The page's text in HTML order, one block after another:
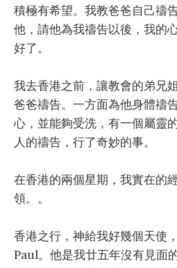
積極有希望。我教爸爸自己禱
他，請他為我禱告以後，我的
好了。
我去香港之前，讓教會的弟兄
爸爸禱告。一方面為他身體禱
心，並能夠受洗，有一個屬靈
人的禱告，行了奇妙的事。
在香港的兩個星期，我實在的
領。。
香港之行，神給我好幾個天使
Paul。他是我廿五年沒有見面